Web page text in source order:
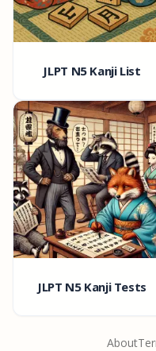
JLPT N5 Kanji List
JLPT N5 Kanji Tests
About